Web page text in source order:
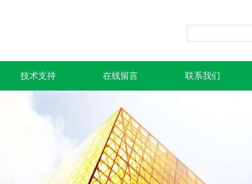
技术支持 在线留言 联系我们